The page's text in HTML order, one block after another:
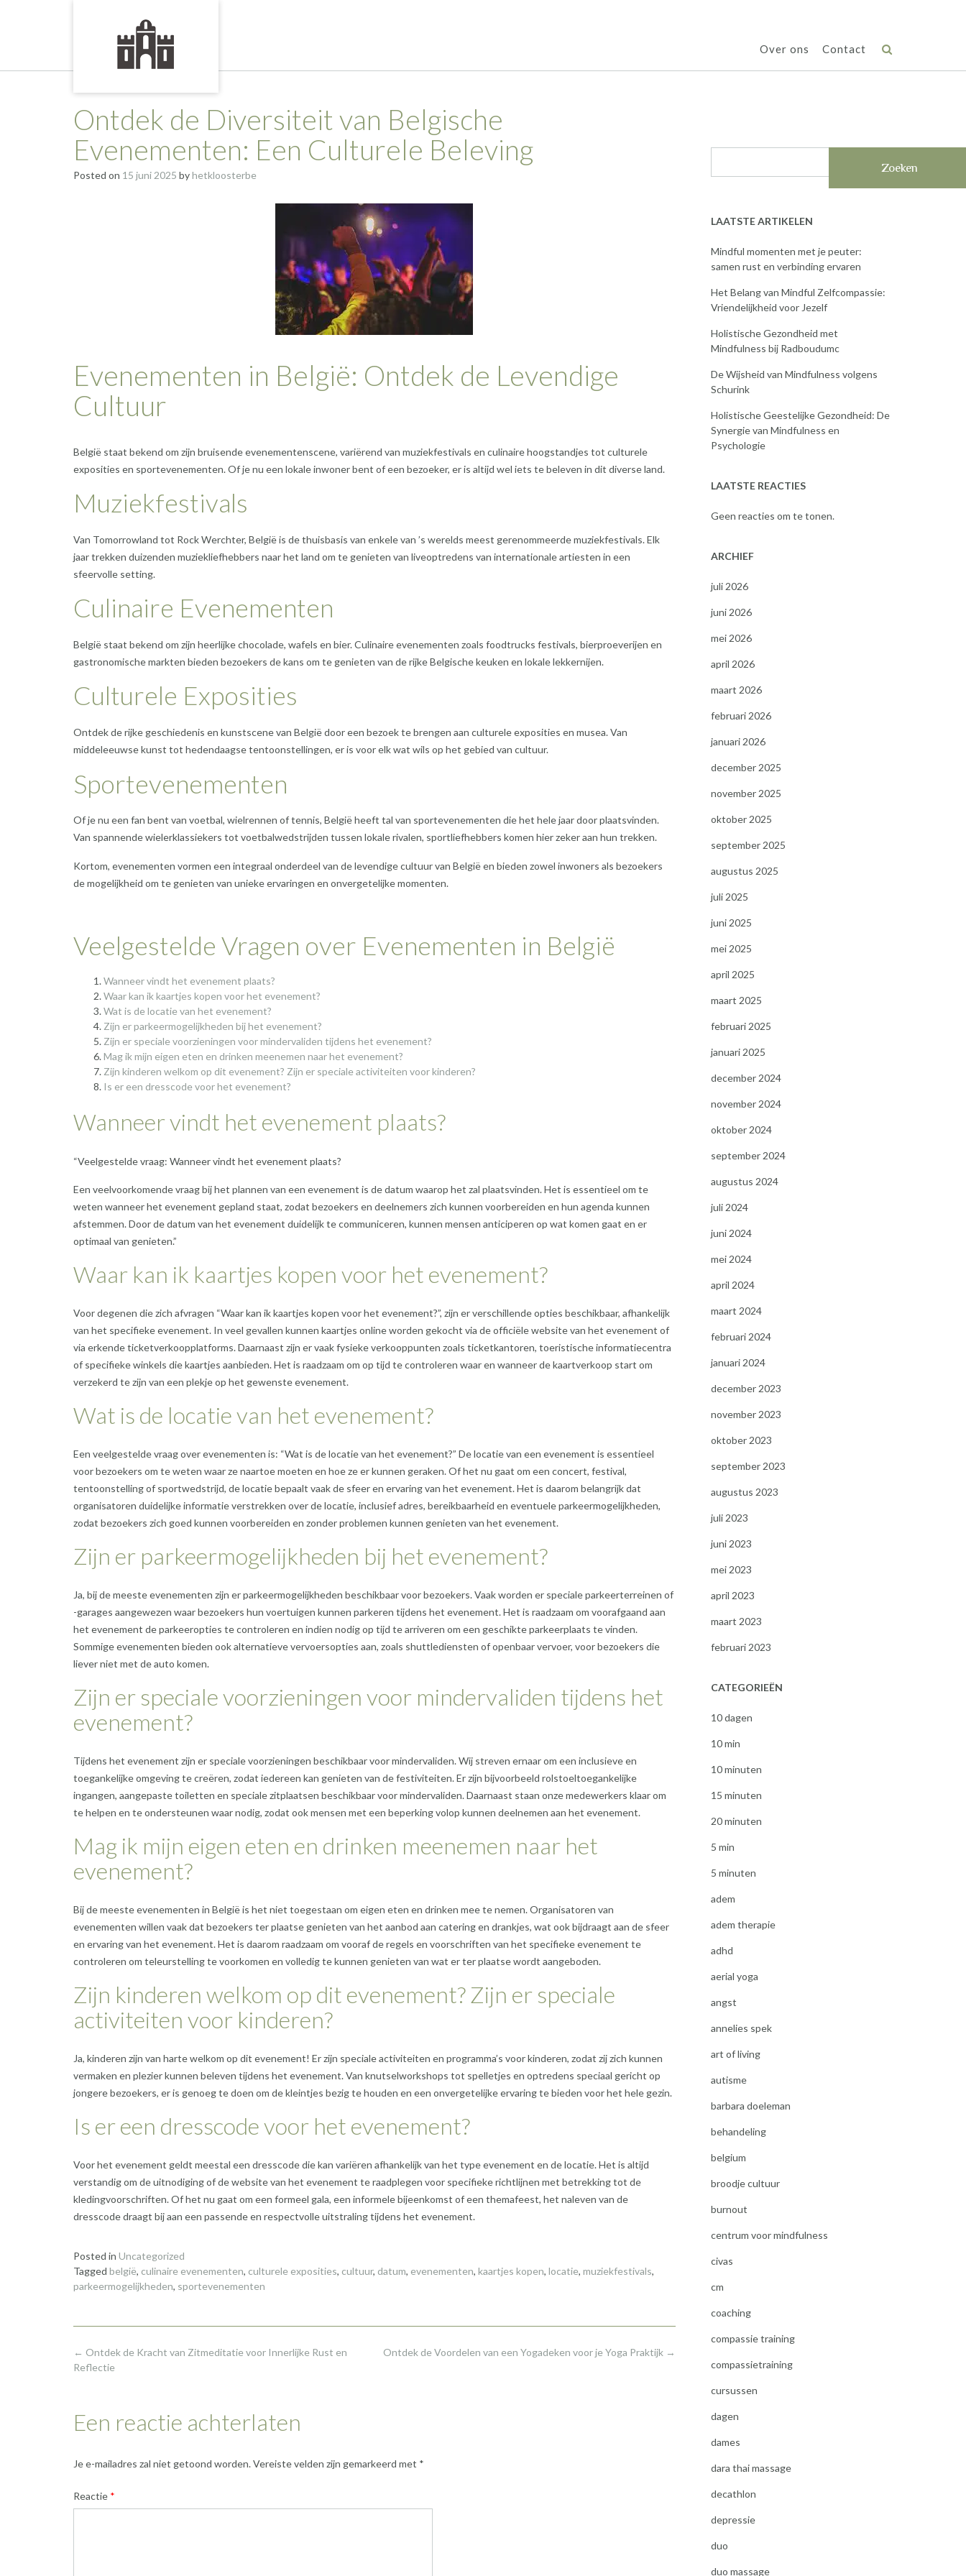
Over ons Contact
Ontdek de Diversiteit van Belgische
Evenementen: Een Culturele Beleving
Posted on 15 juni 2025 byhetkloosterbe
Evenementen in België: Ontdek de Levendige
Cultuur
België staat bekend om zijn bruisende evenementenscene, variërend van muziekfestivals en culinaire hoogstandjes tot culturele
exposities en sportevenementen. Of je nu een lokale inwoner bent of een bezoeker, er is altijd wel iets te beleven in dit diverse land.
Muziekfestivals
Van Tomorrowland tot Rock Werchter, België is de thuisbasis van enkele van ’s werelds meest gerenommeerde muziekfestivals. Elk
jaar trekken duizenden muziekliefhebbers naar het land om te genieten van liveoptredens van internationale artiesten in een
sfeervolle setting.
Culinaire Evenementen
België staat bekend om zijn heerlijke chocolade, wafels en bier. Culinaire evenementen zoals foodtrucks festivals, bierproeverijen en
gastronomische markten bieden bezoekers de kans om te genieten van de rijke Belgische keuken en lokale lekkernijen.
Culturele Exposities
Ontdek de rijke geschiedenis en kunstscene van België door een bezoek te brengen aan culturele exposities en musea. Van
middeleeuwse kunst tot hedendaagse tentoonstellingen, er is voor elk wat wils op het gebied van cultuur.
Sportevenementen
Of je nu een fan bent van voetbal, wielrennen of tennis, België heeft tal van sportevenementen die het hele jaar door plaatsvinden.
Van spannende wielerklassiekers tot voetbalwedstrijden tussen lokale rivalen, sportliefhebbers komen hier zeker aan hun trekken.
Kortom, evenementen vormen een integraal onderdeel van de levendige cultuur van België en bieden zowel inwoners als bezoekers
de mogelijkheid om te genieten van unieke ervaringen en onvergetelijke momenten.
Veelgestelde Vragen over Evenementen in België
Wanneer vindt het evenement plaats?
Waar kan ik kaartjes kopen voor het evenement?
Wat is de locatie van het evenement?
Zijn er parkeermogelijkheden bij het evenement?
Zijn er speciale voorzieningen voor mindervaliden tijdens het evenement?
Mag ik mijn eigen eten en drinken meenemen naar het evenement?
Zijn kinderen welkom op dit evenement? Zijn er speciale activiteiten voor kinderen?
Is er een dresscode voor het evenement?
Wanneer vindt het evenement plaats?
“Veelgestelde vraag: Wanneer vindt het evenement plaats?
Een veelvoorkomende vraag bij het plannen van een evenement is de datum waarop het zal plaatsvinden. Het is essentieel om te
weten wanneer het evenement gepland staat, zodat bezoekers en deelnemers zich kunnen voorbereiden en hun agenda kunnen
afstemmen. Door de datum van het evenement duidelijk te communiceren, kunnen mensen anticiperen op wat komen gaat en er
optimaal van genieten.”
Waar kan ik kaartjes kopen voor het evenement?
Voor degenen die zich afvragen “Waar kan ik kaartjes kopen voor het evenement?”, zijn er verschillende opties beschikbaar, afhankelijk
van het specifieke evenement. In veel gevallen kunnen kaartjes online worden gekocht via de officiële website van het evenement of
via erkende ticketverkoopplatforms. Daarnaast zijn er vaak fysieke verkooppunten zoals ticketkantoren, toeristische informatiecentra
of specifieke winkels die kaartjes aanbieden. Het is raadzaam om op tijd te controleren waar en wanneer de kaartverkoop start om
verzekerd te zijn van een plekje op het gewenste evenement.
Wat is de locatie van het evenement?
Een veelgestelde vraag over evenementen is: “Wat is de locatie van het evenement?” De locatie van een evenement is essentieel
voor bezoekers om te weten waar ze naartoe moeten en hoe ze er kunnen geraken. Of het nu gaat om een concert, festival,
tentoonstelling of sportwedstrijd, de locatie bepaalt vaak de sfeer en ervaring van het evenement. Het is daarom belangrijk dat
organisatoren duidelijke informatie verstrekken over de locatie, inclusief adres, bereikbaarheid en eventuele parkeermogelijkheden,
zodat bezoekers zich goed kunnen voorbereiden en zonder problemen kunnen genieten van het evenement.
Zijn er parkeermogelijkheden bij het evenement?
Ja, bij de meeste evenementen zijn er parkeermogelijkheden beschikbaar voor bezoekers. Vaak worden er speciale parkeerterreinen of
-garages aangewezen waar bezoekers hun voertuigen kunnen parkeren tijdens het evenement. Het is raadzaam om voorafgaand aan
het evenement de parkeeropties te controleren en indien nodig op tijd te arriveren om een geschikte parkeerplaats te vinden.
Sommige evenementen bieden ook alternatieve vervoersopties aan, zoals shuttlediensten of openbaar vervoer, voor bezoekers die
liever niet met de auto komen.
Zijn er speciale voorzieningen voor mindervaliden tijdens het
evenement?
Tijdens het evenement zijn er speciale voorzieningen beschikbaar voor mindervaliden. Wij streven ernaar om een inclusieve en
toegankelijke omgeving te creëren, zodat iedereen kan genieten van de festiviteiten. Er zijn bijvoorbeeld rolstoeltoegankelijke
ingangen, aangepaste toiletten en speciale zitplaatsen beschikbaar voor mindervaliden. Daarnaast staan onze medewerkers klaar om
te helpen en te ondersteunen waar nodig, zodat ook mensen met een beperking volop kunnen deelnemen aan het evenement.
Mag ik mijn eigen eten en drinken meenemen naar het
evenement?
Bij de meeste evenementen in België is het niet toegestaan om eigen eten en drinken mee te nemen. Organisatoren van
evenementen willen vaak dat bezoekers ter plaatse genieten van het aanbod aan catering en drankjes, wat ook bijdraagt aan de sfeer
en ervaring van het evenement. Het is daarom raadzaam om vooraf de regels en voorschriften van het specifieke evenement te
controleren om teleurstelling te voorkomen en volledig te kunnen genieten van wat er ter plaatse wordt aangeboden.
Zijn kinderen welkom op dit evenement? Zijn er speciale
activiteiten voor kinderen?
Ja, kinderen zijn van harte welkom op dit evenement! Er zijn speciale activiteiten en programma’s voor kinderen, zodat zij zich kunnen
vermaken en plezier kunnen beleven tijdens het evenement. Van knutselworkshops tot spelletjes en optredens speciaal gericht op
jongere bezoekers, er is genoeg te doen om de kleintjes bezig te houden en een onvergetelijke ervaring te bieden voor het hele gezin.
Is er een dresscode voor het evenement?
Voor het evenement geldt meestal een dresscode die kan variëren afhankelijk van het type evenement en de locatie. Het is altijd
verstandig om de uitnodiging of de website van het evenement te raadplegen voor specifieke richtlijnen met betrekking tot de
kledingvoorschriften. Of het nu gaat om een formeel gala, een informele bijeenkomst of een themafeest, het naleven van de
dresscode draagt bij aan een passende en respectvolle uitstraling tijdens het evenement.
Posted in Uncategorized
Tagged belgië, culinaire evenementen, culturele exposities, cultuur, datum, evenementen, kaartjes kopen, locatie, muziekfestivals,
parkeermogelijkheden, sportevenementen
Post
navigation
Ontdek de Voordelen van een Yogadeken voor je Yoga Praktijk →
← Ontdek de Kracht van Zitmeditatie voor Innerlijke Rust en
Reflectie
Een reactie achterlaten
Je e-mailadres zal niet getoond worden.Vereiste velden zijn gemarkeerd met *
Reactie *
Zoeken
LAATSTE ARTIKELEN
Mindful momenten met je peuter:
samen rust en verbinding ervaren
Het Belang van Mindful Zelfcompassie:
Vriendelijkheid voor Jezelf
Holistische Gezondheid met
Mindfulness bij Radboudumc
De Wijsheid van Mindfulness volgens
Schurink
Holistische Geestelijke Gezondheid: De
Synergie van Mindfulness en
Psychologie
LAATSTE REACTIES
Geen reacties om te tonen.
ARCHIEF
juli 2026
juni 2026
mei 2026
april 2026
maart 2026
februari 2026
januari 2026
december 2025
november 2025
oktober 2025
september 2025
augustus 2025
juli 2025
juni 2025
mei 2025
april 2025
maart 2025
februari 2025
januari 2025
december 2024
november 2024
oktober 2024
september 2024
augustus 2024
juli 2024
juni 2024
mei 2024
april 2024
maart 2024
februari 2024
januari 2024
december 2023
november 2023
oktober 2023
september 2023
augustus 2023
juli 2023
juni 2023
mei 2023
april 2023
maart 2023
februari 2023
CATEGORIEËN
10 dagen
10 min
10 minuten
15 minuten
20 minuten
5 min
5 minuten
adem
adem therapie
adhd
aerial yoga
angst
annelies spek
art of living
autisme
barbara doeleman
behandeling
belgium
broodje cultuur
burnout
centrum voor mindfulness
civas
cm
coaching
compassie training
compassietraining
cursussen
dagen
dames
dara thai massage
decathlon
depressie
duo
duo massage